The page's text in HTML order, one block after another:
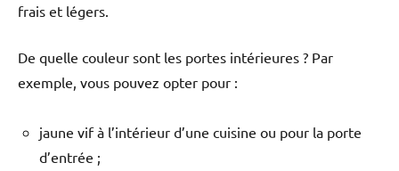
frais et légers.
De quelle couleur sont les portes intérieures ? Par
exemple, vous pouvez opter pour :
jaune vif à l’intérieur d’une cuisine ou pour la porte
d’entrée ;